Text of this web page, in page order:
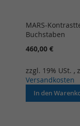
MARS-
Buchstaben
460,00 €
zzgl. 19% USt. ,
Versandkosten
In den